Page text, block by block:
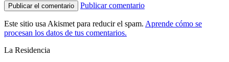
Publicar comentario
Este sitio usa Akismet para reducir el spam. Aprende cómo se
procesan los datos de tus comentarios.
La Residencia